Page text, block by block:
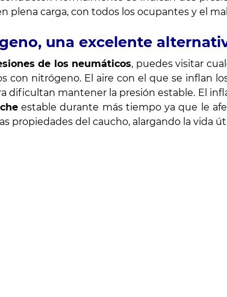
plena carga, con todos los ocupantes y el
una excelente
de los neumáticos, puedes visitar
con nitrógeno. El aire con el que se inflan
dificultan mantener la presión estable. El
estable durante más tiempo ya que le
propiedades del caucho, alargando la vida